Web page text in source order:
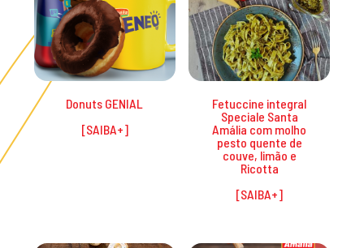
Donuts GENIAL
Fetuccine integral
Speciale Santa
Amália com molho
pesto quente de
couve, limão e
Ricotta